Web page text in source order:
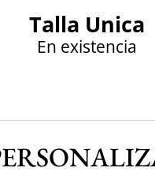
Talla Unica
En existencia